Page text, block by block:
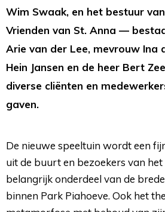
Wim Swaak, en het bestuur
Vrienden van St. Anna —
Arie van der Lee, mevrouw Ina
Hein Jansen en de heer Bert
diverse cliënten en
gaven.
De nieuwe speeltuin wordt een
uit de buurt en bezoekers van
belangrijk onderdeel van de
binnen Park Piahoeve. Ook het